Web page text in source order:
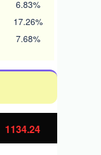
6.83%
17.26%
7.68%
1.01%